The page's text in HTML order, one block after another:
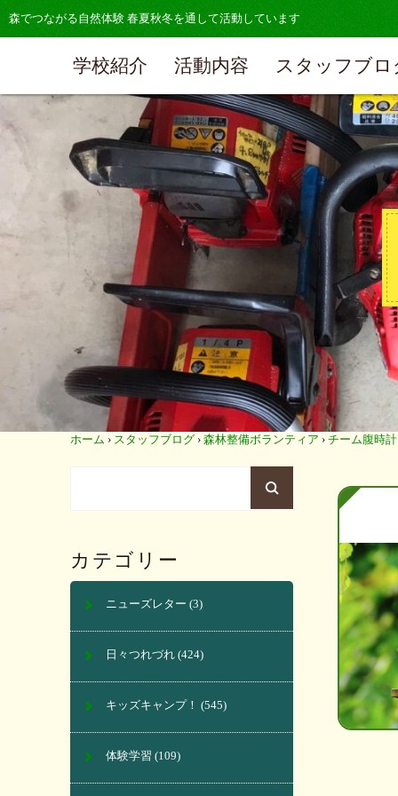
森でつながる自然体験 春夏秋冬を通して活動しています
学校紹介 活動内容 スタッフブロ
ホーム › スタッフブログ › 森林整備ボランティア › チーム腹時計
カテゴリー
ニューズレター (3)
日々つれづれ (424)
キッズキャンプ！ (545)
体験学習 (109)